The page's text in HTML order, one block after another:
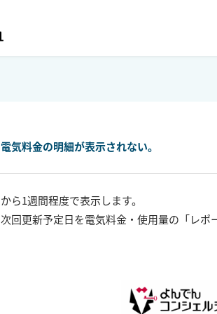
気料金の明細が表示されない。
ら1週間程度で表示します。
回更新予定日を電気料金・使用量の「レポ